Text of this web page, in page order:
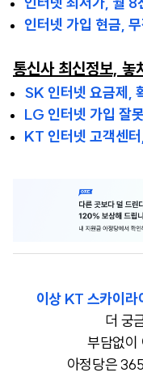
인터넷 가입 현금,
통신사 최신정보, 놓
SK 인터넷 요금제,
LG 인터넷 가입 잘
KT 인터넷 고객센
이상 KT 스카이라
더 궁
부담없이
아정당은